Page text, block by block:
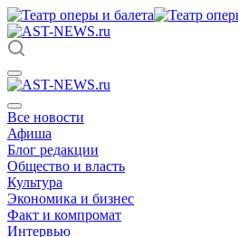
Все новости
Афиша
Блог редакции
Общество и власть
Культура
Экономика и бизнес
Факт и компромат
Интервью